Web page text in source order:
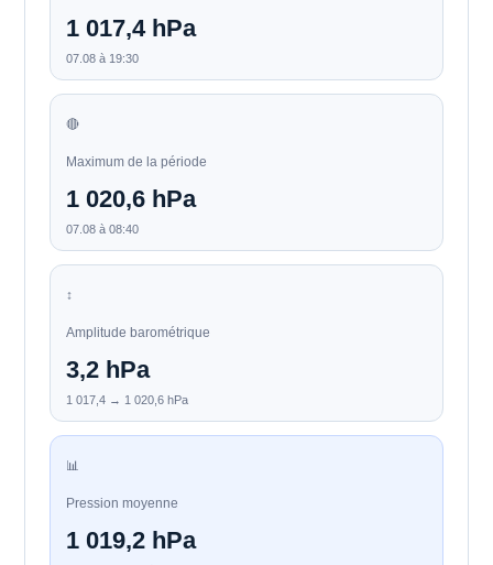
1 017,4 hPa
07.08 à 19:30
🔴
Maximum de la période
1 020,6 hPa
07.08 à 08:40
↕️
Amplitude barométrique
3,2 hPa
1 017,4 → 1 020,6 hPa
📊
Pression moyenne
1 019,2 hPa